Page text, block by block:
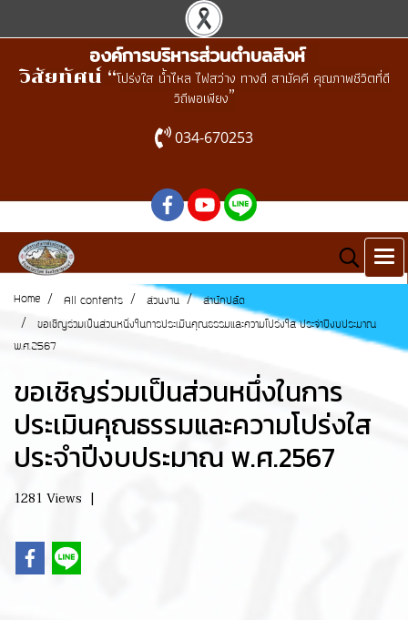
องค์การบริหารส่วนตำบลสิงห์
วิสัยทัศน์ “โปร่งใส น้ำไหล ไฟสว่าง ทางดี สามัคคี คุณภาพชีวิตที่ดี
วิถีพอเพียง”
034-670253
Home All contents ส่วนงาน สำนักปลัด
ขอเชิญร่วมเป็นส่วนหนึ่งในการประเมินคุณธรรมและความโปร่งใส ประจำปีงบประมาณ
พ.ศ.2567
ขอเชิญร่วมเป็นส่วนหนึ่งในการ
ประเมินคุณธรรมและความโปร่งใส
ประจำปีงบประมาณ พ.ศ.2567
1281 Views |